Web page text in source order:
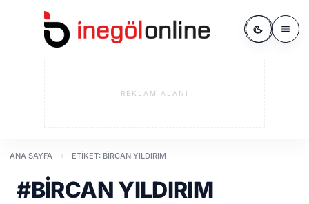
REKLAM ALANI
ANA SAYFA ETIKET: BIRCAN YILDIRIM
#BIRCAN YILDIRIM